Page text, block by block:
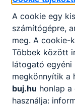
A cookie egy
számítógépre,
meg. A cookie-
Többek között
látogató egyéni
megkönnyítik a
buj.hu honlap
használja: